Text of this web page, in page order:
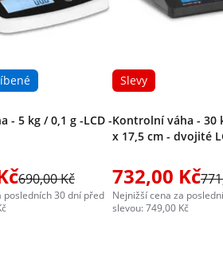
- 5 kg / 0,1 g -LCD -
690,00 Kč
posledních 30 dní před
Slevy
Kontrolní váha - 30
x 17,5 cm - dvojité
732,00 Kč
Nejnižší cena za
slevou: 749,00 Kč